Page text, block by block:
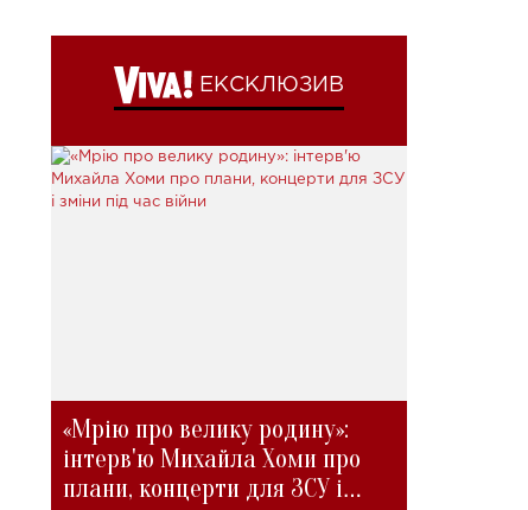
ЕКСКЛЮЗИВ
«Мрію про велику родину»:
інтерв'ю Михайла Хоми про
плани, концерти для ЗСУ і